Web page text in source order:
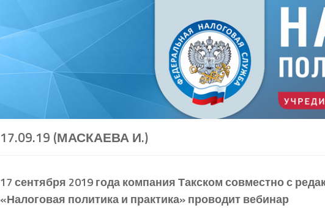
17.09.19 (МАСКАЕВА И.)
17 сентября 2019 года компания Такском совместно с
«Налоговая политика и практика» проводит вебинар